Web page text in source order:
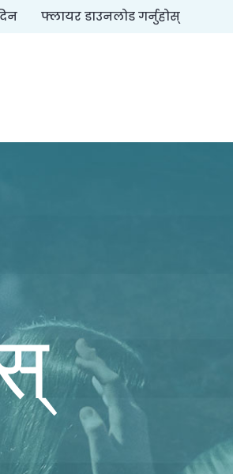
फ्लायर डाउनलोड गर्नुहोस्